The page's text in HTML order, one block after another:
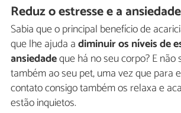
Reduz o estresse e a ansiedade
Sabia que o principal benefício de
que lhe ajuda adiminuir os níveis de
ansiedadeque há no seu corpo? E não
também ao seu pet, uma vez que para
contato consigo também os relaxa e
estão inquietos.